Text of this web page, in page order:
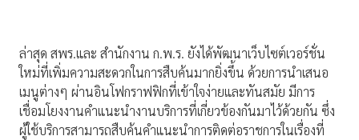
ล่าสุด สพร.และ สำนักงาน ก.พ.ร. ยังได้พัฒนาเว็บไซต์เวอร์ชั่น
ใหม่ที่เพิ่มความสะดวกในการสืบค้นมากยิ่งขึ้น ด้วยการนำเสนอ
เมนูต่างๆ ผ่านอินโฟกราฟฟิกที่เข้าใจง่ายและทันสมัย มีการ
เชื่อมโยงงานคำแนะนำงานบริการที่เกี่ยวข้องกันมาไว้ด้วยกัน ซึ่ง
ผู้ใช้บริการสามารถสืบค้นคำแนะนำการติดต่อราชการในเรื่องที่